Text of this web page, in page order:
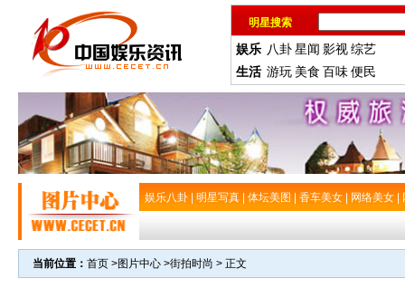
明星搜索
娱乐 八卦星闻 影视综艺
生活 游玩 美食 百味便民
娱乐八卦 明星写真 体坛美图 香车美女 网络美女
当前位置： 首页 >图片中心 >街拍时尚 > 正文